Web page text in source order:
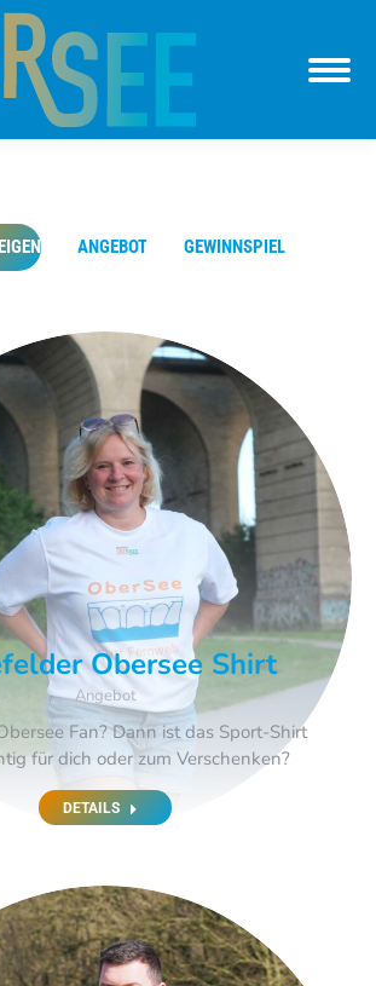
ANGEBOT GEWINNSPIEL
Obersee Shirt
Angebot
Fan? Dann ist das Sport-Shirt
für dich oder zum Verschenken?
DETAILS